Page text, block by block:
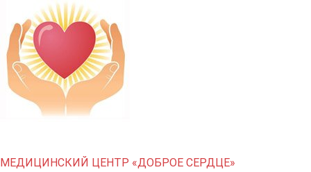
МЕДИЦИНСКИЙ ЦЕНТР «ДОБРОЕ СЕРДЦЕ»